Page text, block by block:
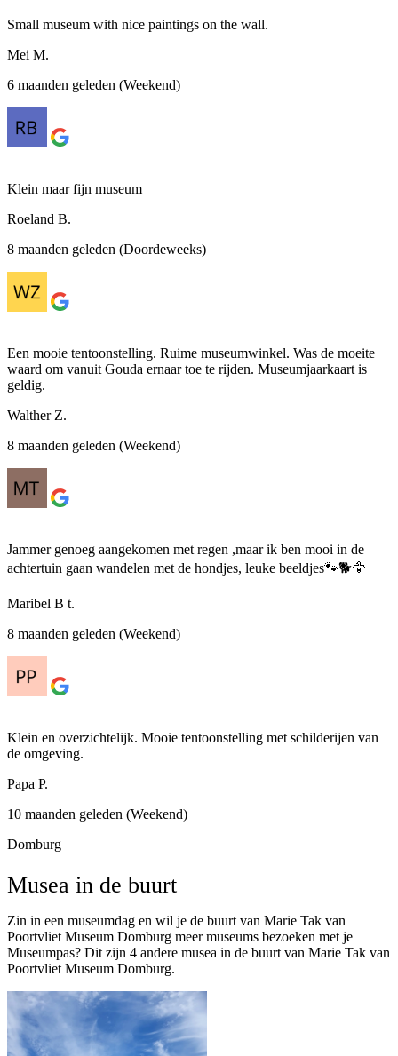
Small museum with nice paintings on the wall.
Mei M.
6 maanden geleden (Weekend)
Klein maar fijn museum
Roeland B.
8 maanden geleden (Doordeweeks)
Een mooie tentoonstelling. Ruime museumwinkel. Was de moeite
waard om vanuit Gouda ernaar toe te rijden. Museumjaarkaart is
geldig.
Walther Z.
8 maanden geleden (Weekend)
Jammer genoeg aangekomen met regen ,maar ik ben mooi in de
achtertuin gaan wandelen met de hondjes, leuke beeldjes🐾🐕🦅
Maribel B t.
8 maanden geleden (Weekend)
Klein en overzichtelijk. Mooie tentoonstelling met schilderijen van
de omgeving.
Papa P.
10 maanden geleden (Weekend)
Domburg
Musea in de buurt
Zin in een museumdag en wil je de buurt van Marie Tak van
Poortvliet Museum Domburg meer museums bezoeken met je
Museumpas? Dit zijn 4 andere musea in de buurt van Marie Tak van
Poortvliet Museum Domburg.